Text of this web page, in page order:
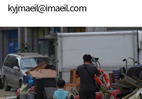
kyjmaeil@imaeil.com